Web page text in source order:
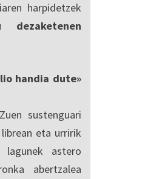
harpidetzek
dezaketenen
handia dute»
sustenguari
eta urririk
lagunek astero
abertzalea